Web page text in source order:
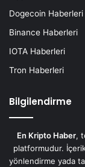
Dogecoin Haberleri
Binance Haberleri
IOTA Haberleri
Tron Haberleri
Bilgilendirme
En Kripto Haber,
platformudur.
yönlendirme yada